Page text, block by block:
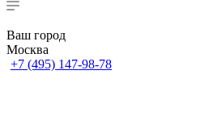
Ваш город
Москва
+7 (495) 147-98-78